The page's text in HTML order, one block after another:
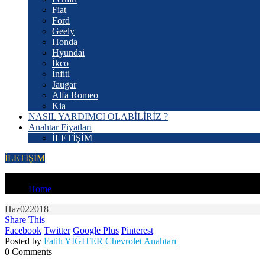
Fiat
Ford
Geely
Honda
Hyundai
İkco
İnfiti
Jaugar
Alfa Romeo
Kia
NASIL YARDIMCI OLABİLİRİZ ?
Anahtar Fiyatları
İLETİŞİM
İLETİŞİM
Home
Haz022018
Share This
Facebook Twitter Google Plus Pinterest
Posted by Fatih YİĞİTER Chevrolet Anahtarı
0 Comments